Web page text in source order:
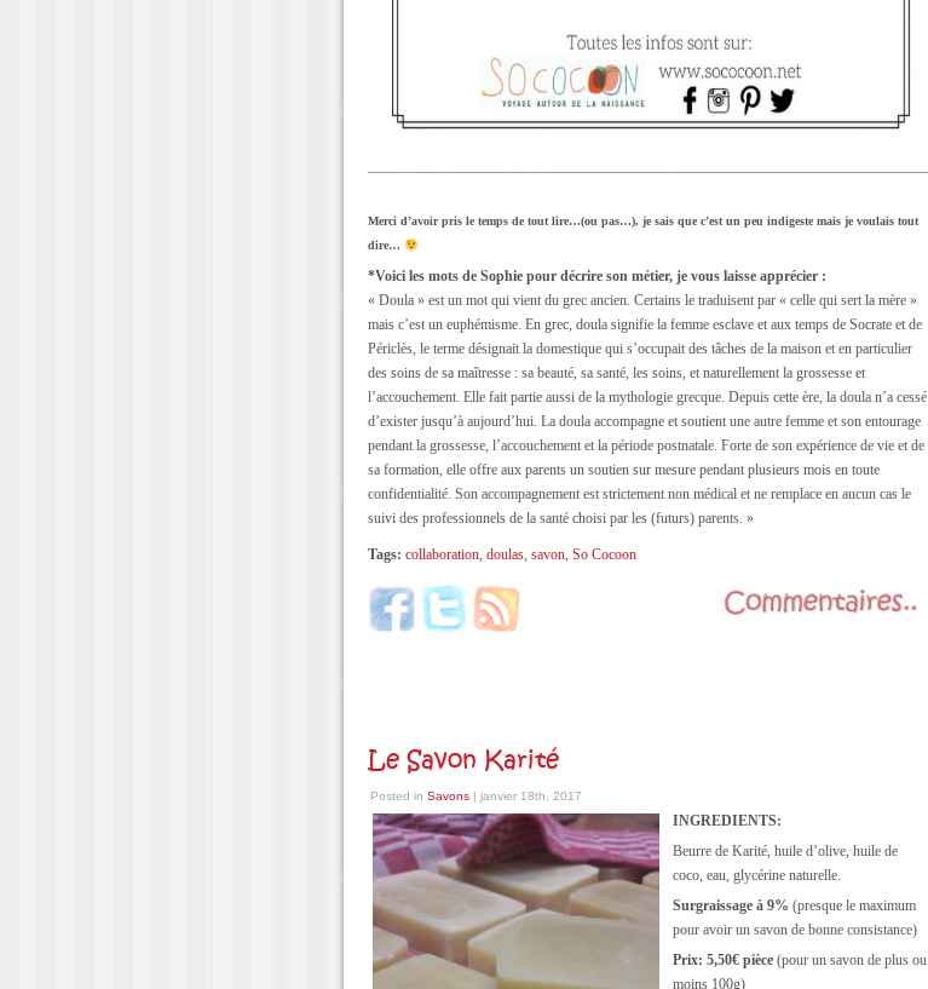
Merci d’avoir pris le temps de tout lire…(ou pas…), je sais que c’est un peu indigeste mais je voulais tout
dire…
*Voici les mots de Sophie pour décrire son métier, je vous laisse apprécier :
« Doula » est un mot qui vient du grec ancien. Certains le traduisent par « celle qui sert la mère »
mais c’est un euphémisme. En grec, doula signifie la femme esclave et aux temps de Socrate et de
Périclès, le terme désignait la domestique qui s’occupait des tâches de la maison et en particulier
des soins de sa maîtresse : sa beauté, sa santé, les soins, et naturellement la grossesse et
l’accouchement. Elle fait partie aussi de la mythologie grecque. Depuis cette ère, la doula n’a cessé
d’exister jusqu’à aujourd’hui. La doula accompagne et soutient une autre femme et son entourage
pendant la grossesse, l’accouchement et la période postnatale. Forte de son expérience de vie et de
sa formation, elle offre aux parents un soutien sur mesure pendant plusieurs mois en toute
confidentialité. Son accompagnement est strictement non médical et ne remplace en aucun cas le
suivi des professionnels de la santé choisi par les (futurs) parents. »
Tags: collaboration, doulas, savon, So Cocoon
Le Savon Karité
Posted in Savons | janvier 18th, 2017
INGREDIENTS:
Beurre de Karité, huile d’olive, huile de
coco, eau, glycérine naturelle.
Surgraissage à 9% (presque le maximum
pour avoir un savon de bonne consistance)
Prix: 5,50€ pièce (pour un savon de plus ou
moins 100g)